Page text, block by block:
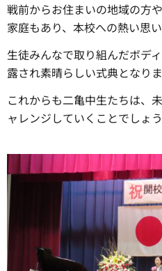
戦前からお住まいの地域の方
家庭もあり、本校への熱い思
生徒みんなで取り組んだボデ
露され素晴らしい式典となりま
これからも二亀中生たちは、
ャレンジしていくことでしょう